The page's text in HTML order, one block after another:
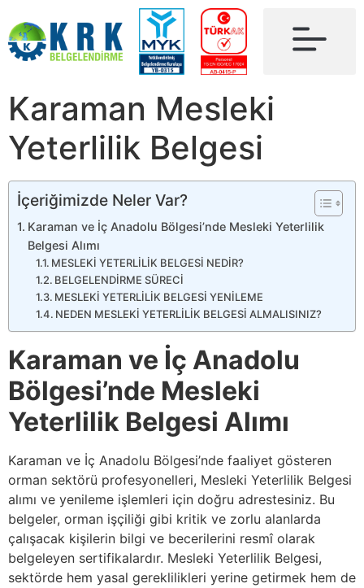
Karaman Mesleki
Yeterlilik Belgesi
İçeriğimizde Neler Var?
Karaman ve İç Anadolu Bölgesi’nde Mesleki Yeterlilik
Belgesi Alımı
MESLEKİ YETERLİLİK BELGESİ NEDİR?
BELGELENDİRME SÜRECİ
MESLEKİ YETERLİLİK BELGESİ YENİLEME
NEDEN MESLEKİ YETERLİLİK BELGESİ ALMALISINIZ?
Karaman ve İç Anadolu
Bölgesi’nde Mesleki
Yeterlilik Belgesi Alımı
Karaman ve İç Anadolu Bölgesi’nde faaliyet gösteren
orman sektörü profesyonelleri, Mesleki Yeterlilik Belgesi
alımı ve yenileme işlemleri için doğru adrestesiniz. Bu
belgeler, orman işçiliği gibi kritik ve zorlu alanlarda
çalışacak kişilerin bilgi ve becerilerini resmî olarak
belgeleyen sertifikalardır. Mesleki Yeterlilik Belgesi,
sektörde hem yasal gereklilikleri yerine getirmek hem de